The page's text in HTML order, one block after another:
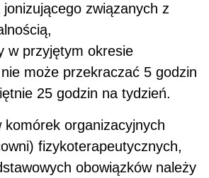
związanych z
w przyjętym okresie
może przekraczać 5 godzin
25 godzin na tydzień.
komórek organizacyjnych
fizykoterapeutycznych,
obowiązków należy